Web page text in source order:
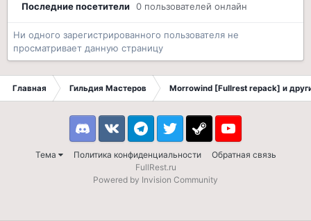
Последние посетители 0 пользователей онлайн
Ни одного зарегистрированного пользователя не
просматривает данную страницу
Главная Гильдия Мастеров Morrowind [Fullrest repack] и
Тема Политика конфиденциальности Обратная связь
DiscordVK TelegramTwitter Steam Youtube
FullRest.ru
Powered by Invision Community